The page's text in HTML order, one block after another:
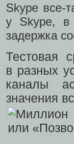
Skype все-
у Skype, в
задержка
Тестовая
в разных
каналы
значения